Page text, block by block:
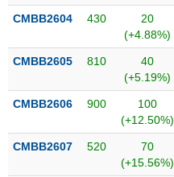
dõi
biệt
được
ký
Danh
CMBB2604 430
20
(+4.88%)
CMBB2605 810
40
(+5.19%)
CMBB2606 900
100
(+12.50%)
CMBB2607 520
70
(+15.56%)
CÔNG
CỤ
TƯ
DỮ
LIỆU